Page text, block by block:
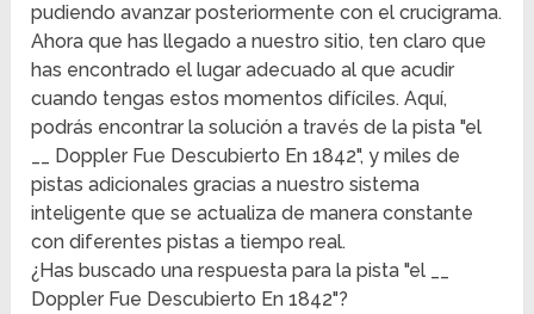
pudiendo avanzar posteriormente con el crucigrama.
Ahora que has llegado a nuestro sitio, ten claro que
has encontrado el lugar adecuado al que acudir
cuando tengas estos momentos difíciles. Aquí,
podrás encontrar la solución a través de la pista "el
__ Doppler Fue Descubierto En 1842", y miles de
pistas adicionales gracias a nuestro sistema
inteligente que se actualiza de manera constante
con diferentes pistas a tiempo real.
¿Has buscado una respuesta para la pista "el __
Doppler Fue Descubierto En 1842"?